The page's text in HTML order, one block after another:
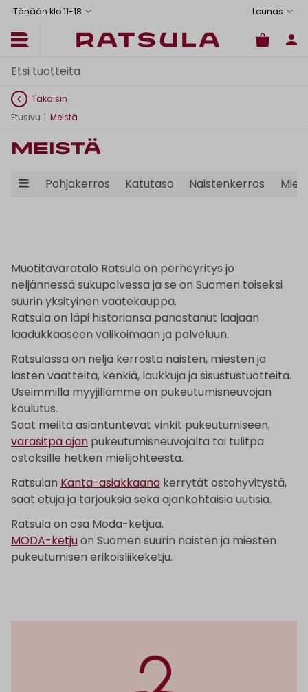
Tänään klo 11-18 Lounas
Takaisin
Etusivu | Meistä
Meistä
Pohjakerros Katutaso Naistenkerros
Muotitavaratalo Ratsula on perheyritys jo
neljännessä sukupolvessa ja se on Suomen toiseksi
suurin yksityinen vaatekauppa.
Ratsula on läpi historiansa panostanut laajaan
laadukkaaseen valikoimaan ja palveluun.
Ratsulassa on neljä kerrosta naisten, miesten ja
lasten vaatteita, kenkiä, laukkuja ja sisustustuotteita.
Useimmilla myyjillämme on pukeutumisneuvojan
koulutus.
Saat meiltä asiantuntevat vinkit pukeutumiseen,
varasitpa ajan pukeutumisneuvojalta tai tulitpa
ostoksille hetken mielijohteesta.
Ratsulan Kanta-asiakkaana kerrytät ostohyvitystä,
saat etuja ja tarjouksia sekä ajankohtaisia uutisia.
Ratsula on osa Moda-ketjua.
MODA-ketjuon Suomen suurin naisten ja miesten
pukeutumisen erikoisliikeketju.